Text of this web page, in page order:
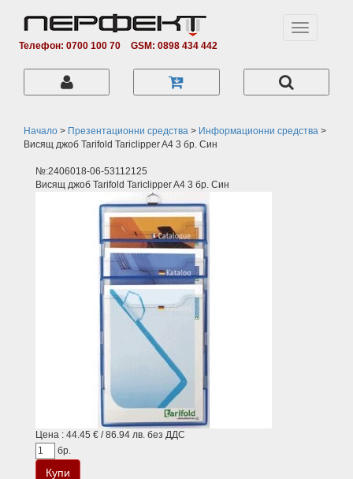
Телефон: 0700 100 70 GSM: 0898 434 442
Toggle
Начало > Презентационни средства > Информационни средства >
Висящ джоб Tarifold Tariclipper A4 3 бр. Син
№:2406018-06-53112125
Висящ джоб Tarifold Tariclipper A4 3 бр. Син
Цена : 44.45 € / 86.94 лв. без ДДС
бр.